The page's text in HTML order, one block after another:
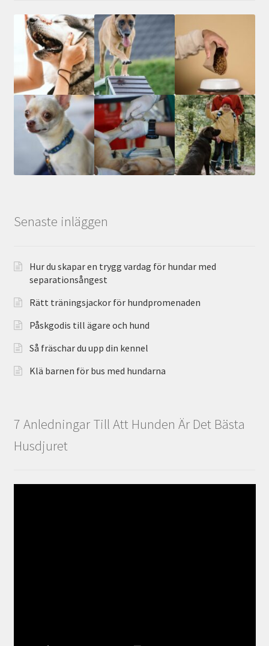
Senaste inläggen
Hur du skapar en trygg vardag för hundar med
separationsångest
Rätt träningsjackor för hundpromenaden
Påskgodis till ägare och hund
Så fräschar du upp din kennel
Klä barnen för bus med hundarna
7 Anledningar Till Att Hunden Är Det Bästa
Husdjuret